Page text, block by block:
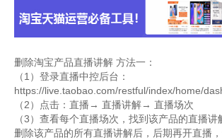
删除淘宝产品直播讲解 方法一：
（1）登录直播中控后台：
https://live.taobao.com/restful/index/home/
（2）点击：直播 → 直播讲解→ 直播场次
（3）查看每个直播场次，找到该产品的直播
删除该产品的所有直播讲解后，后期再开直播